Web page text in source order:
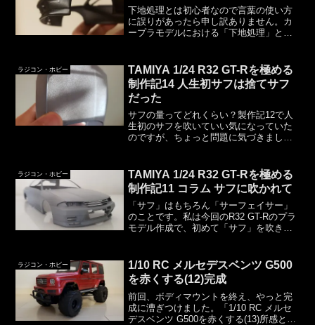
下地処理とは初心者なので言葉の使い方
に誤りがあったら申し訳ありません。カ
ープラモデルにおける「下地処理」とい
ィーライン消し」も含めた、本塗装前に
行っておくべき処理全般な...
ラジコン・ホビー
TAMIYA 1/24 R32 GT-Rを極める
制作記14 人生初サフは捨てサフ
だった
サフの量ってどれくらい？製作記12で人
生初のサフを吹いていい気になっていた
のですが、ちょっと問題に気づきまし
という情報を調べてみたのですがよく分
かりませんでした。そして...
ラジコン・ホビー
TAMIYA 1/24 R32 GT-Rを極める
制作記11 コラム サフに吹かれて
「サフ」はもちろん「サーフェイサー」
のことです。私は今回のR32 GT-Rのプラ
モデル作成で、初めて「サフ」を吹きま
心者なりにサフについて思うところを書
いてみます。サ...
ラジコン・ホビー
1/10 RC メルセデスベンツ G500
を赤くする(12)完成
前回、ボディマウントを終え、やっと完
成に漕ぎつけました。「1/10 RC メルセ
デスベンツ G500を赤くする(13)所感と反